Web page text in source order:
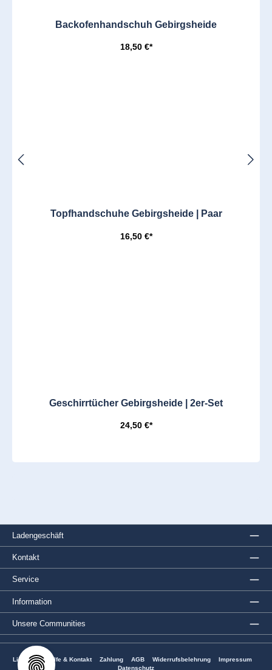
Backofenhandschuh Gebirgsheide
18,50 €*
Topfhandschuhe Gebirgsheide | Paar
16,50 €*
Geschirrtücher Gebirgsheide | 2er-Set
24,50 €*
Ladengeschäft
Service
Information
Kontakt
Unsere Communities
Lieferung Hilfe & Kontakt Zahlung AGB Widerrufsbelehrung
Impressum
Datenschutz